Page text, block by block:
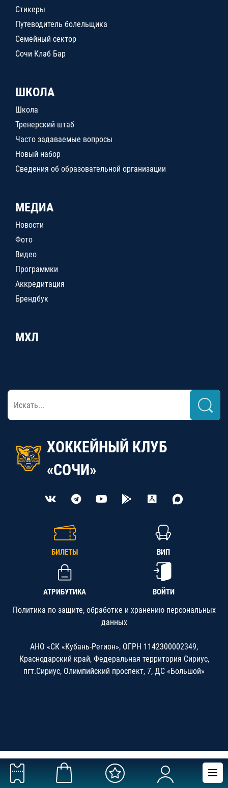
Стикеры
Путеводитель болельщика
Семейный сектор
Сочи Клаб Бар
ШКОЛА
Школа
Тренерский штаб
Часто задаваемые вопросы
Новый набор
Сведения об образовательной организации
МЕДИА
Новости
Фото
Видео
Программки
Аккредитация
Брендбук
МХЛ
ХОККЕЙНЫЙ КЛУБ
«СОЧИ»
БИЛЕТЫ ВИП
АТРИБУТИКА ВОЙТИ
Политика по защите, обработке и хранению персональных
данных
АНО «СК «Кубань-Регион», ОГРН 1142300002349,
Краснодарский край, Федеральная территория Сириус,
пгт.Сириус, Олимпийский проспект, 7, ДС «Большой»